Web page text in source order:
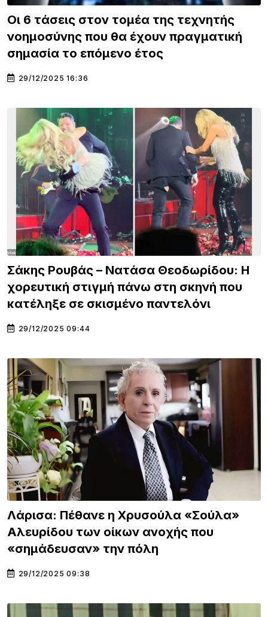
Οι 6 τάσεις στον τομέα της τεχνητής
νοημοσύνης που θα έχουν πραγματική
σημασία το επόμενο έτος
29/12/2025 16:36
Σάκης Ρουβάς – Νατάσα Θεοδωρίδου: H
χορευτική στιγμή πάνω στη σκηνή που
κατέληξε σε σκισμένο παντελόνι
29/12/2025 09:44
Λάρισα: Πέθανε η Χρυσούλα «Σούλα»
Αλευρίδου των οίκων ανοχής που
«σημάδευσαν» την πόλη
29/12/2025 09:38